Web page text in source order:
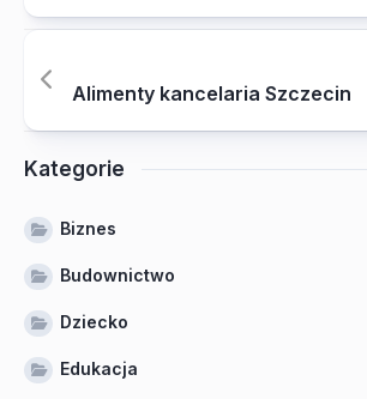
Alimenty kancelaria Szczecin
Kategorie
Biznes
Budownictwo
Dziecko
Edukacja